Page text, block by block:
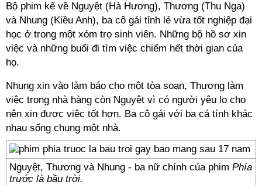
Bộ phim kể về Nguyệt (Hà Hương), Thương (Thu Nga)
và Nhung (Kiều Anh), ba cô gái tỉnh lẻ vừa tốt nghiệp đại
học ở trong một xóm trọ sinh viên. Những bộ hồ sơ xin
việc và những buổi đi tìm việc chiếm hết thời gian của
họ.
Nhung xin vào làm báo cho một tòa soạn, Thương làm
việc trong nhà hàng còn Nguyệt vì có người yêu lo cho
nên xin được việc tốt hơn. Ba cô gái với ba cá tính khác
nhau sống chung một nhà.
Nguyệt, Thương và Nhung - ba nữ chính của phim Phía
trước là bầu trời.